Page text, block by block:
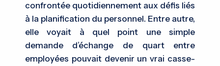
confrontée quotidiennement aux défis liés
à la planification du personnel. Entre autre,
elle voyait à quel point une simple
demande d’échange de quart entre
employées pouvait devenir un vrai casse-